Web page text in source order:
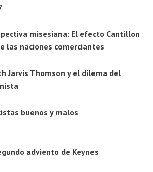
misesiana: El efecto Cantillon
las naciones comerciantes
Jarvis Thomson y el dilema del
buenos y malos
adviento de Keynes